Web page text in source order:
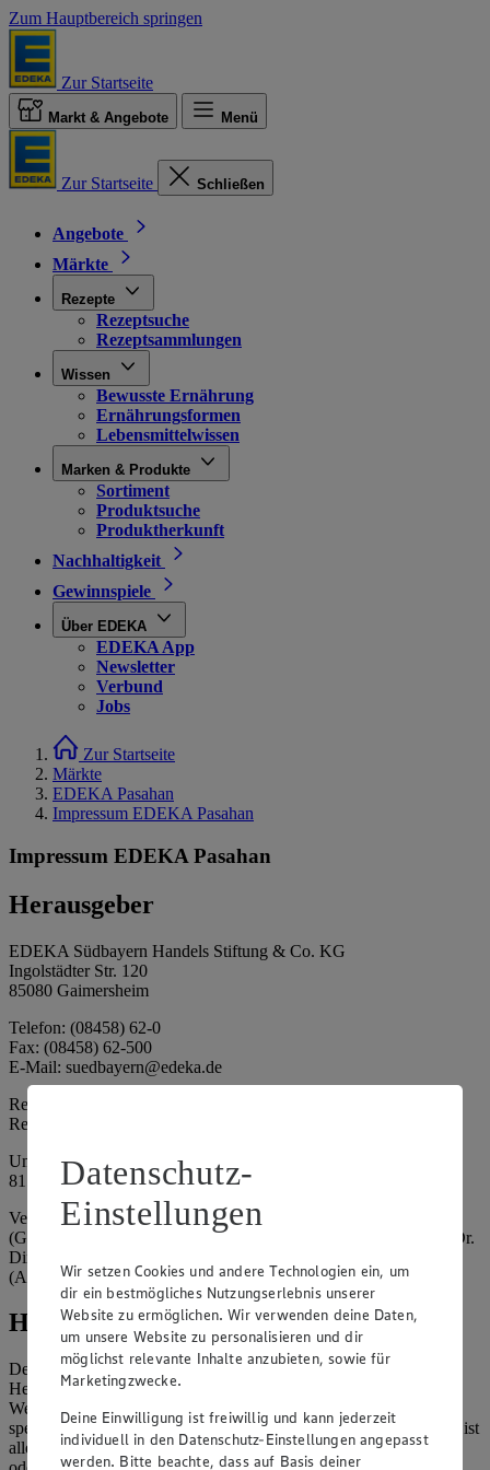
Zum Hauptbereich springen
Zur Startseite
Markt & Angebote Menü
Zur Startseite Schließen
Angebote
Märkte
Rezepte
Rezeptsuche
Rezeptsammlungen
Wissen
Bewusste Ernährung
Ernährungsformen
Lebensmittelwissen
Marken & Produkte
Sortiment
Produktsuche
Produktherkunft
Nachhaltigkeit
Gewinnspiele
Über EDEKA
EDEKA App
Newsletter
Verbund
Jobs
Zur Startseite
Märkte
EDEKA Pasahan
Impressum EDEKA Pasahan
Impressum EDEKA Pasahan
Herausgeber
EDEKA Südbayern Handels Stiftung & Co. KG
Ingolstädter Str. 120
85080 Gaimersheim
Telefon: (08458) 62-0
Fax: (08458) 62-500
E-Mail: suedbayern@edeka.de
Registergericht: Amtsgericht Ingolstadt
Registernummer: HRA 3325
Umsatzsteuer-Identifikationsnummer gem. § 27a UStG: DE
815764015
Vertretungsberechtigte: EDEKA Südbayern Handelsstiftung
(Gesellschafter), Claus Hollinger (Vorstandsmitglied, Sprecher), Dr.
Dirk Eßmann (Vorstandsmitglied), Leo Schwaiberger
(Aufsichtsratsvorsitzender)
Hinweise
Der Inhalt dieser Website ist urheberrechtlich geschützt. Der
Herausgeber gewährt Ihnen jedoch das Recht, den auf dieser
Website bereitgestellten Text ganz oder ausschnittsweise zu
speichern und zu vervielfältigen. Aus Gründen des Urheberrechts ist
allerdings die Speicherung und Vervielfältigung von Bildmaterial
Datenschutz-
Einstellungen
Wir setzen Cookies und andere Technologien ein, um
dir ein bestmögliches Nutzungserlebnis unserer
Website zu ermöglichen. Wir verwenden deine Daten,
um unsere Website zu personalisieren und dir
möglichst relevante Inhalte anzubieten, sowie für
Marketingzwecke.
Deine Einwilligung ist freiwillig und kann jederzeit
individuell in den Datenschutz-Einstellungen angepasst
werden. Bitte beachte, dass auf Basis deiner